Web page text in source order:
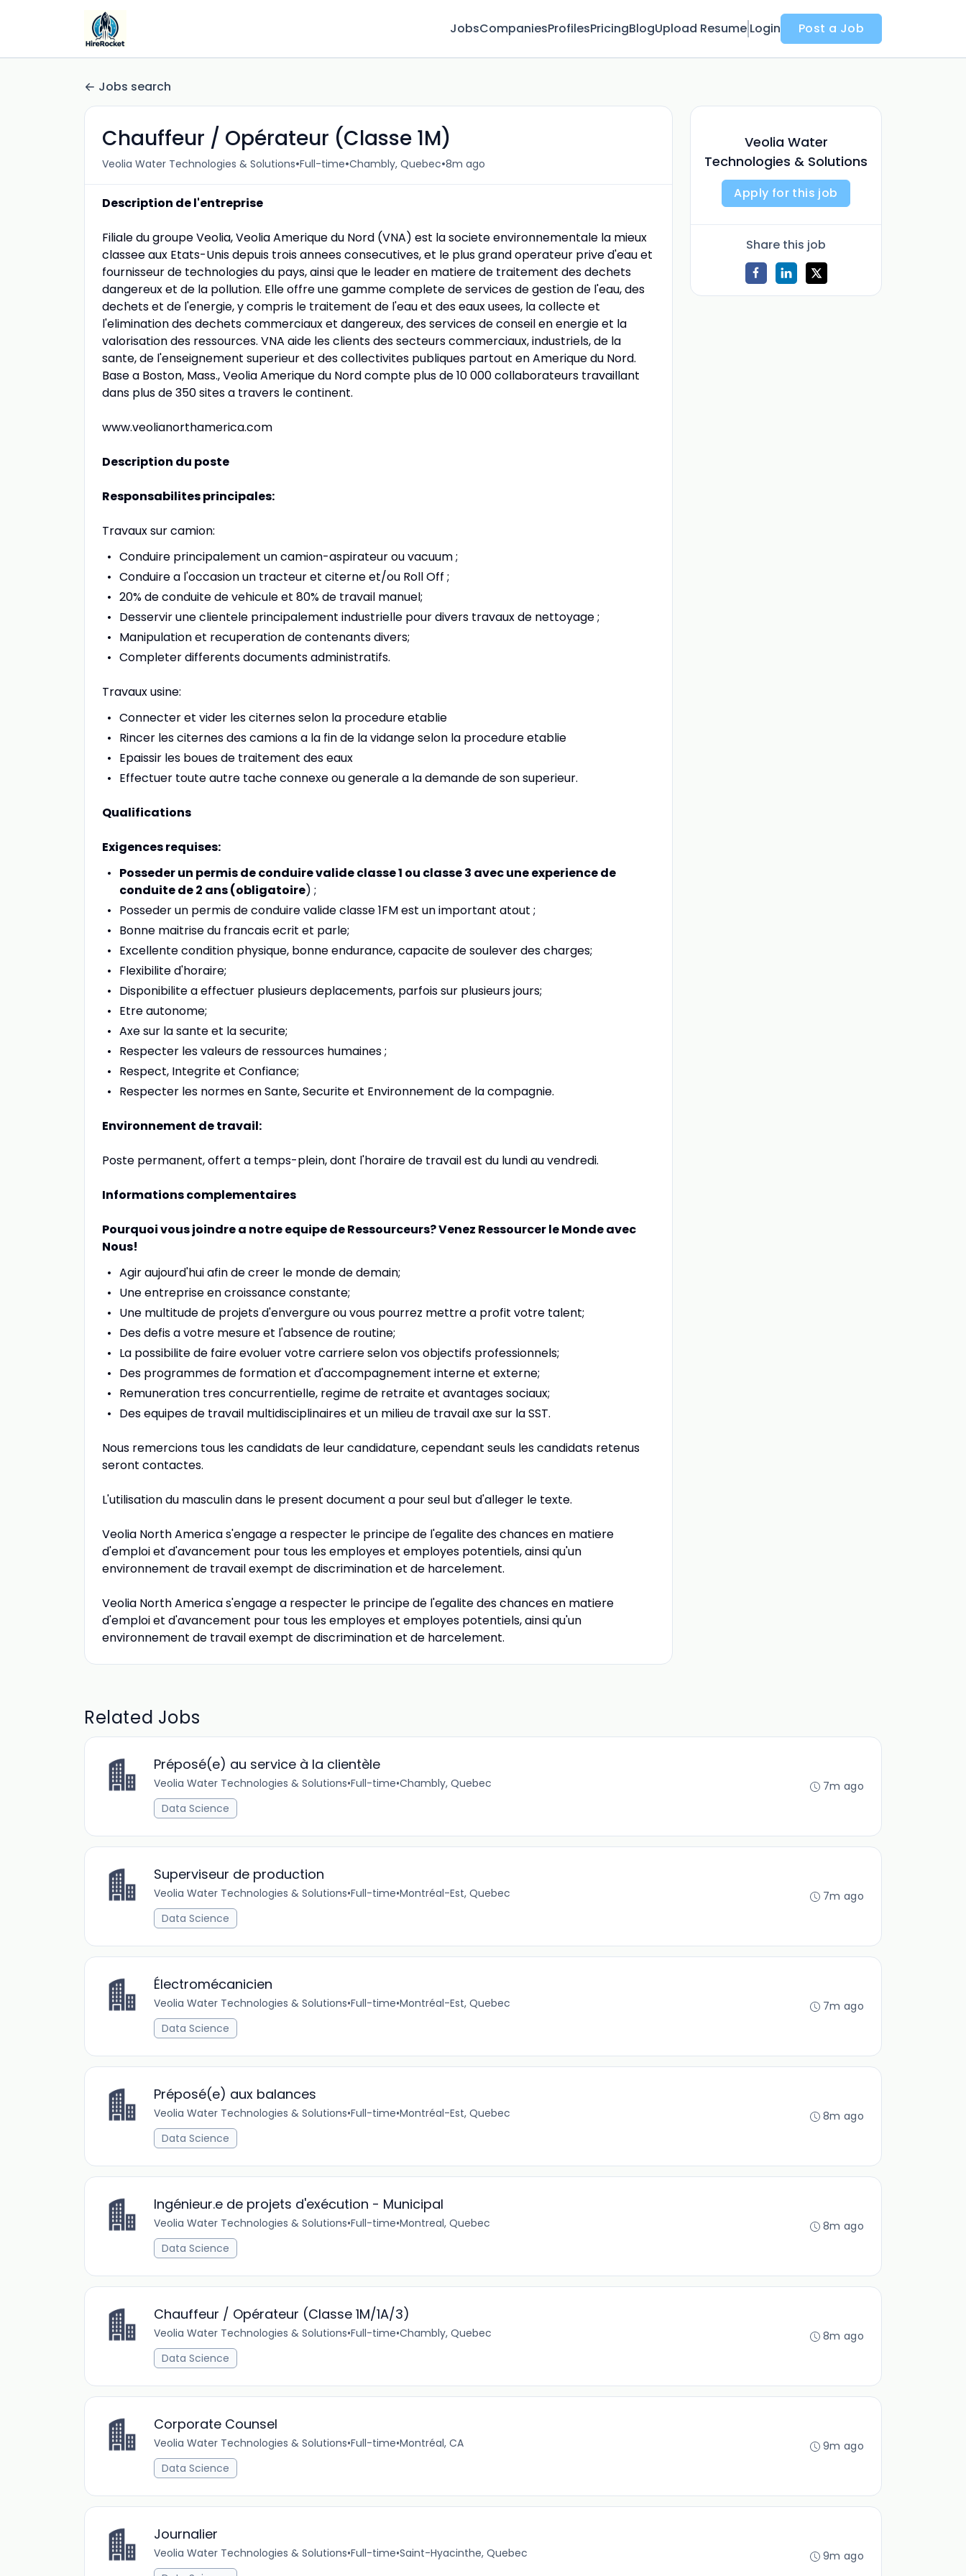
JobsCompaniesProfilesPricingBlogUpload Resume Login Post a Job
Jobs search
Chauffeur / Opérateur (Classe 1M)
Veolia Water Technologies & Solutions•Full-time•Chambly, Quebec•8m ago
Description de l'entreprise
Filiale du groupe Veolia, Veolia Amerique du Nord (VNA) est la societe environnementale la mieux
classee aux Etats-Unis depuis trois annees consecutives, et le plus grand operateur prive d'eau et
fournisseur de technologies du pays, ainsi que le leader en matiere de traitement des dechets
dangereux et de la pollution. Elle offre une gamme complete de services de gestion de l'eau, des
dechets et de l'energie, y compris le traitement de l'eau et des eaux usees, la collecte et
l'elimination des dechets commerciaux et dangereux, des services de conseil en energie et la
valorisation des ressources. VNA aide les clients des secteurs commerciaux, industriels, de la
sante, de l'enseignement superieur et des collectivites publiques partout en Amerique du Nord.
Base a Boston, Mass., Veolia Amerique du Nord compte plus de 10 000 collaborateurs travaillant
dans plus de 350 sites a travers le continent.
www.veolianorthamerica.com
Description du poste
Responsabilites principales:
Travaux sur camion:
Conduire principalement un camion-aspirateur ou vacuum ;
Conduire a l'occasion un tracteur et citerne et/ou Roll Off ;
20% de conduite de vehicule et 80% de travail manuel;
Desservir une clientele principalement industrielle pour divers travaux de nettoyage ;
Manipulation et recuperation de contenants divers;
Completer differents documents administratifs.
Travaux usine:
Connecter et vider les citernes selon la procedure etablie
Rincer les citernes des camions a la fin de la vidange selon la procedure etablie
Epaissir les boues de traitement des eaux
Effectuer toute autre tache connexe ou generale a la demande de son superieur.
Qualifications
Exigences requises:
Posseder un permis de conduire valide classe 1 ou classe 3 avec une experience de
conduite de 2 ans (obligatoire) ;
Posseder un permis de conduire valide classe 1FM est un important atout ;
Bonne maitrise du francais ecrit et parle;
Excellente condition physique, bonne endurance, capacite de soulever des charges;
Flexibilite d'horaire;
Disponibilite a effectuer plusieurs deplacements, parfois sur plusieurs jours;
Etre autonome;
Axe sur la sante et la securite;
Respecter les valeurs de ressources humaines ;
Respect, Integrite et Confiance;
Respecter les normes en Sante, Securite et Environnement de la compagnie.
Environnement de travail:
Poste permanent, offert a temps-plein, dont l'horaire de travail est du lundi au vendredi.
Informations complementaires
Pourquoi vous joindre a notre equipe de Ressourceurs? Venez Ressourcer le Monde avec
Nous!
Agir aujourd'hui afin de creer le monde de demain;
Une entreprise en croissance constante;
Une multitude de projets d'envergure ou vous pourrez mettre a profit votre talent;
Des defis a votre mesure et l'absence de routine;
La possibilite de faire evoluer votre carriere selon vos objectifs professionnels;
Des programmes de formation et d'accompagnement interne et externe;
Remuneration tres concurrentielle, regime de retraite et avantages sociaux;
Des equipes de travail multidisciplinaires et un milieu de travail axe sur la SST.
Nous remercions tous les candidats de leur candidature, cependant seuls les candidats retenus
seront contactes.
L'utilisation du masculin dans le present document a pour seul but d'alleger le texte.
Veolia North America s'engage a respecter le principe de l'egalite des chances en matiere
d'emploi et d'avancement pour tous les employes et employes potentiels, ainsi qu'un
environnement de travail exempt de discrimination et de harcelement.
Veolia North America s'engage a respecter le principe de l'egalite des chances en matiere
d'emploi et d'avancement pour tous les employes et employes potentiels, ainsi qu'un
environnement de travail exempt de discrimination et de harcelement.
Veolia Water
Technologies & Solutions
Apply for this job
Share this job
Related Jobs
Préposé(e) au service à la clientèle
Veolia Water Technologies & Solutions•Full-time•Chambly, Quebec
Data Science
7m ago
Superviseur de production
Veolia Water Technologies & Solutions•Full-time•Montréal-Est, Quebec
Data Science
7m ago
Électromécanicien
Veolia Water Technologies & Solutions•Full-time•Montréal-Est, Quebec
Data Science
7m ago
Préposé(e) aux balances
Veolia Water Technologies & Solutions•Full-time•Montréal-Est, Quebec
Data Science
8m ago
Ingénieur.e de projets d'exécution - Municipal
Veolia Water Technologies & Solutions•Full-time•Montreal, Quebec
Data Science
8m ago
Chauffeur / Opérateur (Classe 1M/1A/3)
Veolia Water Technologies & Solutions•Full-time•Chambly, Quebec
Data Science
8m ago
Corporate Counsel
Veolia Water Technologies & Solutions•Full-time•Montréal, CA
Data Science
9m ago
Journalier
Veolia Water Technologies & Solutions•Full-time•Saint-Hyacinthe, Quebec
9m ago